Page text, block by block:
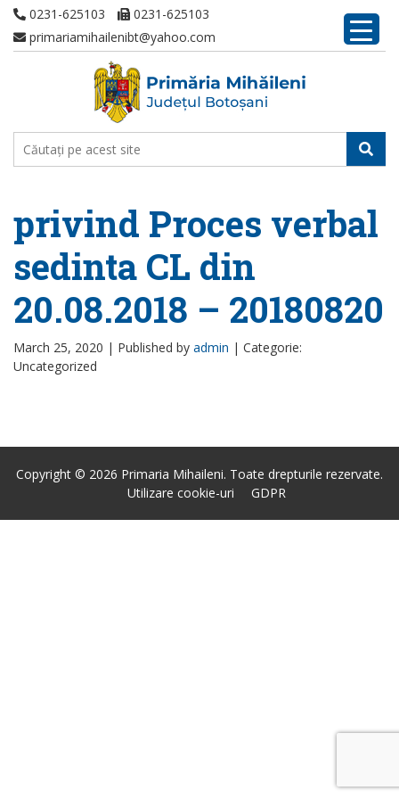
0231-625103
0231-625103
primariamihailenibt@yahoo.com
privind Proces verbal
sedinta CL din
20.08.2018 – 20180820
March 25, 2020 | Published by admin | Categorie:
Uncategorized
Copyright © 2026 Primaria Mihaileni. Toate drepturile rezervate.
Utilizare cookie-uri
GDPR